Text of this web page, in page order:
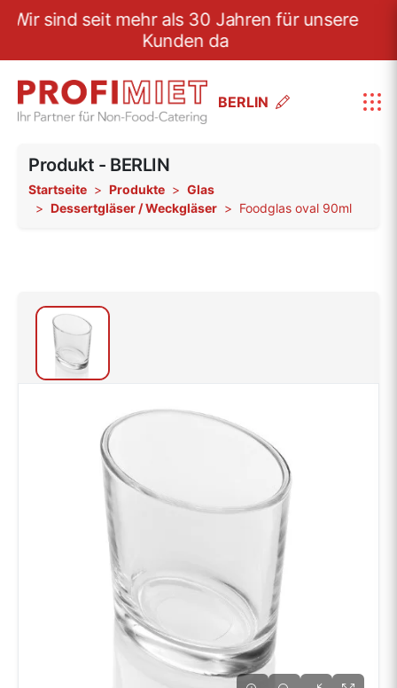
Wir sind seit mehr als 30 Jahren für unsere
Kunden da
BERLIN
Produkt - BERLIN
Startseite Produkte
Glas
Dessertgläser / Weckgläser
Foodglas oval 90ml